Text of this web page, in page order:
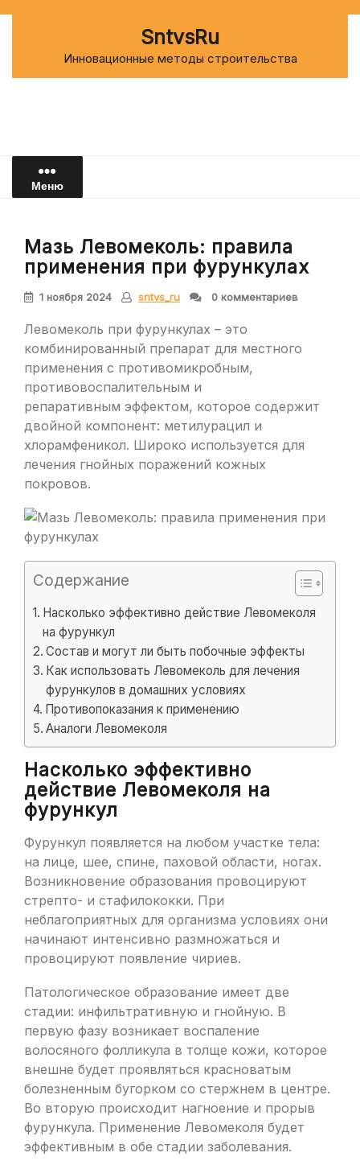
SntvsRu
Инновационные методы строительства
Меню
Мазь Левомеколь: правила
применения при фурункулах
1 ноября 2024 sntvs_ru 0 комментариев
Левомеколь при фурункулах – это
комбинированный препарат для местного
применения с противомикробным,
противовоспалительным и
репаративным эффектом, которое содержит
двойной компонент: метилурацил и
хлорамфеникол. Широко используется для
лечения гнойных поражений кожных
покровов.
Содержание
Насколько эффективно действие Левомеколя
на фурункул
Состав и могут ли быть побочные эффекты
Как использовать Левомеколь для лечения
фурункулов в домашних условиях
Противопоказания к применению
Аналоги Левомеколя
Насколько эффективно
действие Левомеколя на
фурункул
Фурункул появляется на любом участке тела:
на лице, шее, спине, паховой области, ногах.
Возникновение образования провоцируют
стрепто- и стафилококки. При
неблагоприятных для организма условиях они
начинают интенсивно размножаться и
провоцируют появление чириев.
Патологическое образование имеет две
стадии: инфильтративную и гнойную. В
первую фазу возникает воспаление
волосяного фолликула в толще кожи, которое
внешне будет проявляться красноватым
болезненным бугорком со стержнем в центре.
Во вторую происходит нагноение и прорыв
фурункула. Применение Левомеколя будет
эффективным в обе стадии заболевания.